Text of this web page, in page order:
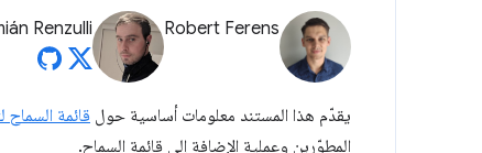
Robert Ferens
Renzulli
يقدّم هذا المستند معلومات أساسية حول قائمة السماح
المطوّرين وعملية الإضافة إلى قائمة السماح.